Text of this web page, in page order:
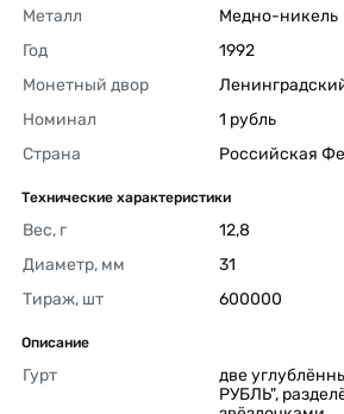
Металл
Медно-никель
Год
1992
Монетный двор
Номинал
1 рубль
Страна
Российская
Технические характеристики
Вес, г
12,8
Диаметр, мм
31
Тираж, шт
600000
Описание
Гурт
две
РУБЛЬ",